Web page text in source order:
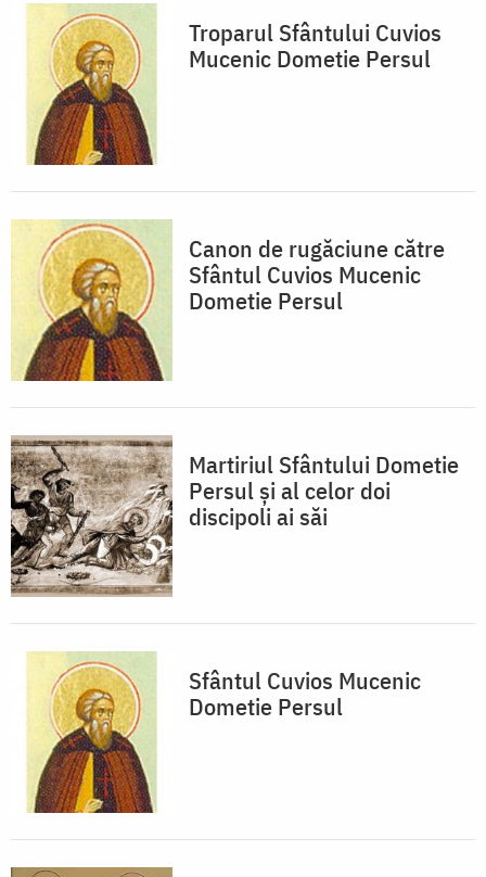
Troparul Sfântului Cuvios
Mucenic Dometie Persul
Canon de rugăciune către
Sfântul Cuvios Mucenic
Dometie Persul
Martiriul Sfântului Dometie
Persul şi al celor doi
discipoli ai săi
Sfântul Cuvios Mucenic
Dometie Persul